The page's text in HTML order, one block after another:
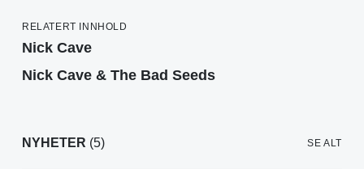
RELATERT INNHOLD
Nick Cave
Nick Cave & The Bad Seeds
NYHETER (5) SE ALT